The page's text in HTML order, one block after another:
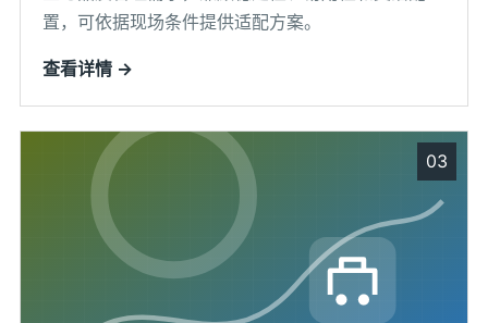
置，可依据现场条件提供适配方案。
查看详情 →
03